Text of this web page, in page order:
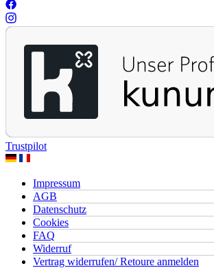
Trustpilot
Impressum
AGB
Datenschutz
Cookies
FAQ
Widerruf
Vertrag widerrufen/ Retoure anmelden